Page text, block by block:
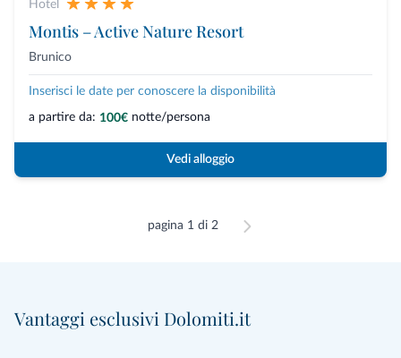
Hotel
Montis – Active Nature Resort
Brunico
Inserisci le date per conoscere la disponibilità
a partire da: 100€ notte/persona
Vedi alloggio
pagina 1 di 2
Vantaggi esclusivi Dolomiti.it